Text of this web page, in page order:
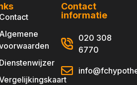
Contact
Algemene
Dienstenwijzer
Contact
informatie
020 308
6770